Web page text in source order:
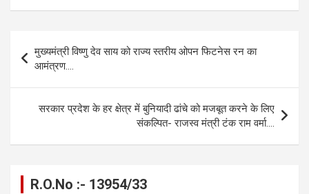
ce
b
o
o
k
se
n
g
er
at
A
p
p
e
gr
a
m
ail py
Li
n
k
ar
navigation
मुख्यमंत्री विष्णु देव साय को राज्य स्तरीय ओपन फिटनेस रन का
आमंत्रण….
सरकार प्रदेश के हर क्षेत्र में बुनियादी ढांचे को मजबूत करने के लिए
संकल्पित- राजस्व मंत्री टंक राम वर्मा….
R.O.No :- 13954/33